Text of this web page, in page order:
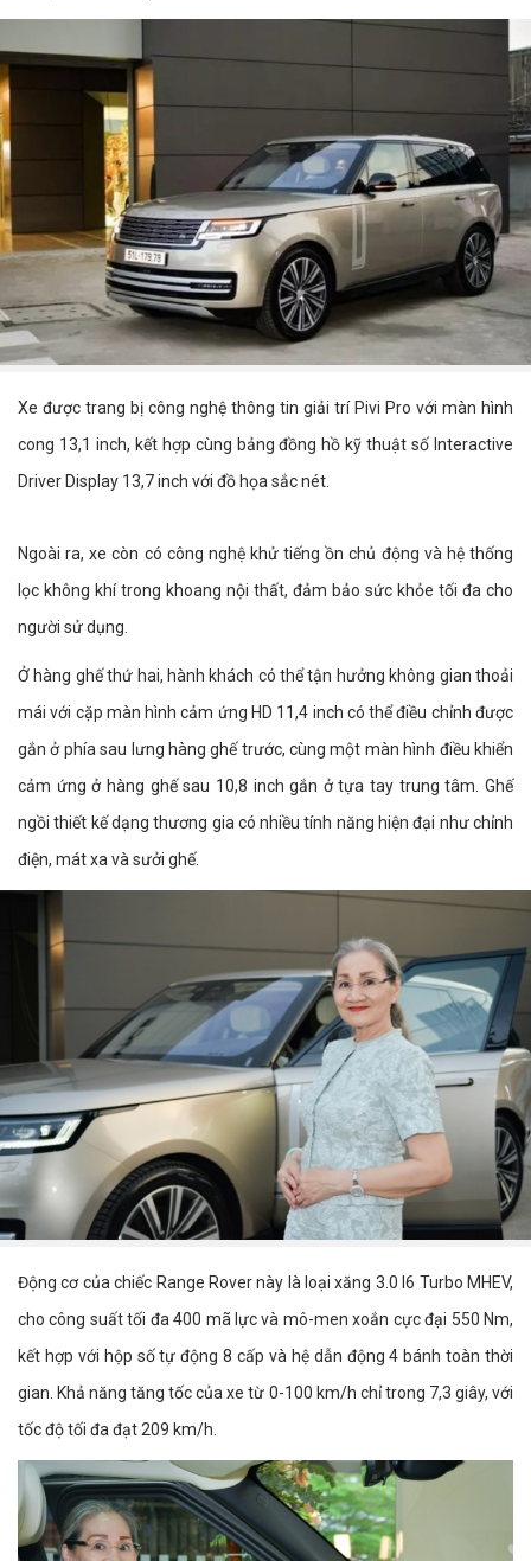
Xe được trang bị công nghệ thông tin giải trí Pivi Pro với màn hình
cong 13,1 inch, kết hợp cùng bảng đồng hồ kỹ thuật số Interactive
Driver Display 13,7 inch với đồ họa sắc nét.
Ngoài ra, xe còn có công nghệ khử tiếng ồn chủ động và hệ thống
lọc không khí trong khoang nội thất, đảm bảo sức khỏe tối đa cho
người sử dụng.
Ở hàng ghế thứ hai, hành khách có thể tận hưởng không gian thoải
mái với cặp màn hình cảm ứng HD 11,4 inch có thể điều chỉnh được
gắn ở phía sau lưng hàng ghế trước, cùng một màn hình điều khiển
cảm ứng ở hàng ghế sau 10,8 inch gắn ở tựa tay trung tâm. Ghế
ngồi thiết kế dạng thương gia có nhiều tính năng hiện đại như chỉnh
điện, mát xa và sưởi ghế.
Động cơ của chiếc Range Rover này là loại xăng 3.0 I6 Turbo MHEV,
cho công suất tối đa 400 mã lực và mô-men xoắn cực đại 550 Nm,
kết hợp với hộp số tự động 8 cấp và hệ dẫn động 4 bánh toàn thời
gian. Khả năng tăng tốc của xe từ 0-100 km/h chỉ trong 7,3 giây, với
tốc độ tối đa đạt 209 km/h.